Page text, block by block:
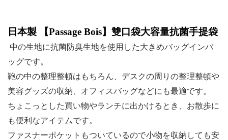
日本製 【Passage Bois】雙口袋大容量抗菌手提袋
中の生地に抗菌防臭生地を使用した大きめバッグインバ
ッグです。
鞄の中の整理整頓はもちろん、デスクの周りの整理整頓や
美容グッズの収納、オフィスバッグなどにも最適です。
ちょこっとした買い物やランチに出かけるとき、お散歩に
も便利なアイテムです。
ファスナーポケットもついているので小物を収納しても安